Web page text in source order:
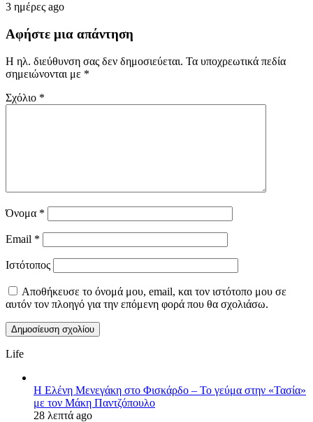
3 ημέρες ago
Αφήστε μια απάντηση
Η ηλ. διεύθυνση σας δεν δημοσιεύεται. Τα υποχρεωτικά πεδία
σημειώνονται με *
Σχόλιο *
Όνομα *
Email *
Ιστότοπος
Αποθήκευσε το όνομά μου, email, και τον ιστότοπο μου σε
αυτόν τον πλοηγό για την επόμενη φορά που θα σχολιάσω.
Life
Η Ελένη Μενεγάκη στο Φισκάρδο – Το γεύμα στην «Τασία»
με τον Μάκη Παντζόπουλο
28 λεπτά ago